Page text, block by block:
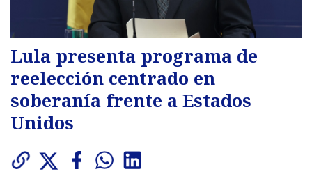
Lula presenta programa de
reelección centrado en
soberanía frente a Estados
Unidos